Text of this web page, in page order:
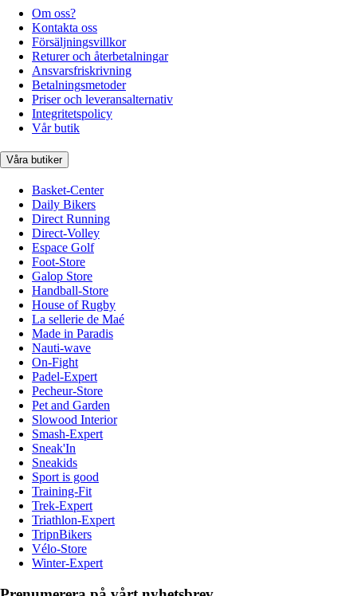
Om oss?
Kontakta oss
Försäljningsvillkor
Returer och återbetalningar
Ansvarsfriskrivning
Betalningsmetoder
Priser och leveransalternativ
Integritetspolicy
Vår butik
Våra butiker
Basket-Center
Daily Bikers
Direct Running
Direct-Volley
Espace Golf
Foot-Store
Galop Store
Handball-Store
House of Rugby
La sellerie de Maé
Made in Paradis
Nauti-wave
On-Fight
Padel-Expert
Pecheur-Store
Pet and Garden
Slowood Interior
Smash-Expert
Sneak'In
Sneakids
Sport is good
Training-Fit
Trek-Expert
Triathlon-Expert
TripnBikers
Vélo-Store
Winter-Expert